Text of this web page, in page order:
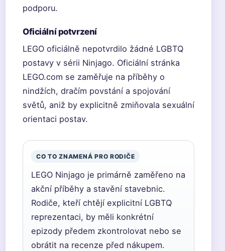
podporu.
Oficiální potvrzení
LEGO oficiálně nepotvrdilo žádné LGBTQ
postavy v sérii Ninjago. Oficiální stránka
LEGO.com se zaměřuje na příběhy o
nindžích, dračím povstání a spojování
světů, aniž by explicitně zmiňovala sexuální
orientaci postav.
CO TO ZNAMENÁ PRO RODIČE
LEGO Ninjago je primárně zaměřeno na
akční příběhy a stavění stavebnic.
Rodiče, kteří chtějí explicitní LGBTQ
reprezentaci, by měli konkrétní
epizody předem zkontrolovat nebo se
obrátit na recenze před nákupem.